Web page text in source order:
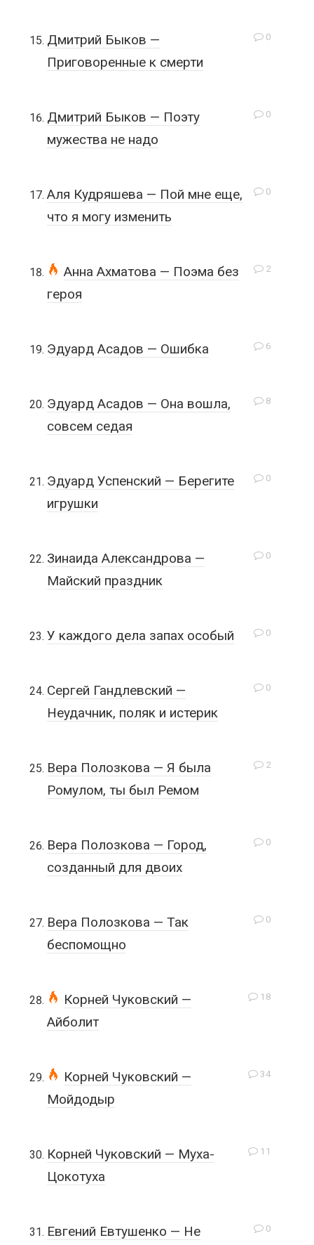
0
Дмитрий Быков —
Приговоренные к смерти
0
Дмитрий Быков — Поэту
мужества не надо
0
Аля Кудряшева — Пой мне еще,
что я могу изменить
2
Анна Ахматова — Поэма без
героя
6
Эдуард Асадов — Ошибка
8
Эдуард Асадов — Она вошла,
совсем седая
0
Эдуард Успенский — Берегите
игрушки
0
Зинаида Александрова —
Майский праздник
0
У каждого дела запах особый
0
Сергей Гандлевский —
Неудачник, поляк и истерик
2
Вера Полозкова — Я была
Ромулом, ты был Ремом
0
Вера Полозкова — Город,
созданный для двоих
0
Вера Полозкова — Так
беспомощно
18
Корней Чуковский —
Айболит
34
Корней Чуковский —
Мойдодыр
11
Корней Чуковский — Муха-
Цокотуха
0
Евгений Евтушенко — Не